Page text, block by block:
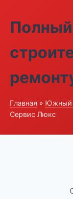
Полный
Главная » Южный
Сервис Люкс